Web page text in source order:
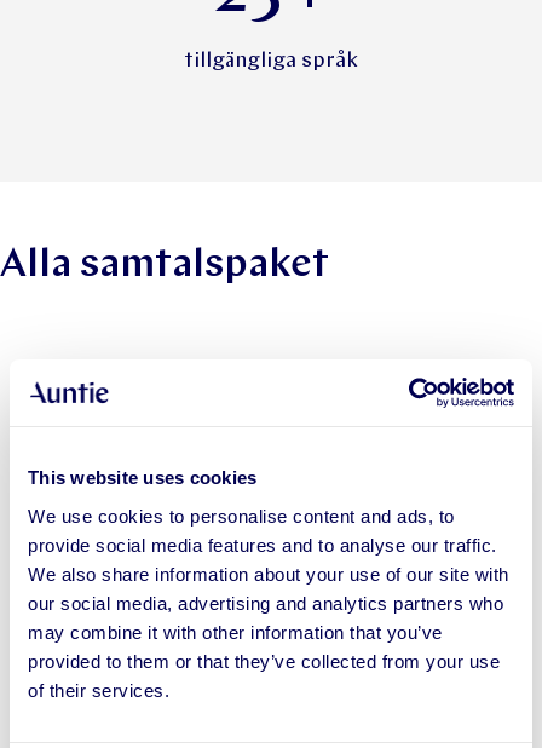
This website uses cookies
We use cookies to personalise content and ads, to
provide social media features and to analyse our traffic.
We also share information about your use of our site with
our social media, advertising and analytics partners who
may combine it with other information that you’ve
provided to them or that they’ve collected from your use
of their services.
tillgängliga språk
Alla samtalspaket
Psykologiskt stöd